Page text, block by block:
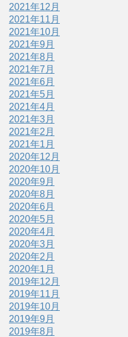
2021年12月
2021年11月
2021年10月
2021年9月
2021年8月
2021年7月
2021年6月
2021年5月
2021年4月
2021年3月
2021年2月
2021年1月
2020年12月
2020年10月
2020年9月
2020年8月
2020年6月
2020年5月
2020年4月
2020年3月
2020年2月
2020年1月
2019年12月
2019年11月
2019年10月
2019年9月
2019年8月